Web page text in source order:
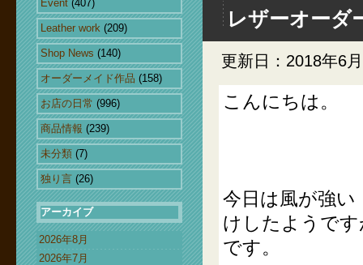
Event (407)
Leather work (209)
Shop News (140)
オーダーメイド作品 (158)
お店の日常 (996)
商品情報 (239)
未分類 (7)
独り言 (26)
アーカイブ
2026年8月
2026年7月
レザーオー
更新日：2018年6
こんにちは。
今日は風が強い
けしたようで
です。